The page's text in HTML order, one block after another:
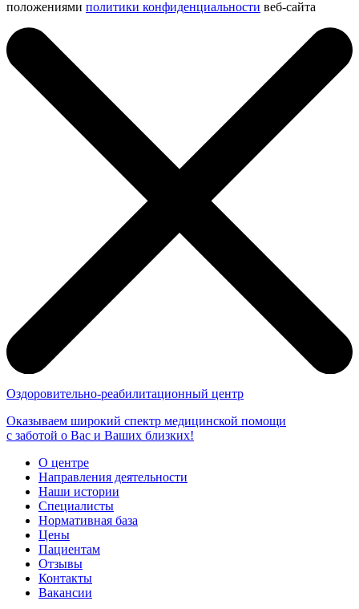
положениями политики конфиденциальности веб-сайта
Оздоровительно-реабилитационный центр
Оказываем широкий спектр медицинской помощи
с заботой о Вас и Ваших близких!
О центре
Направления деятельности
Наши истории
Специалисты
Нормативная база
Цены
Пациентам
Отзывы
Контакты
Вакансии